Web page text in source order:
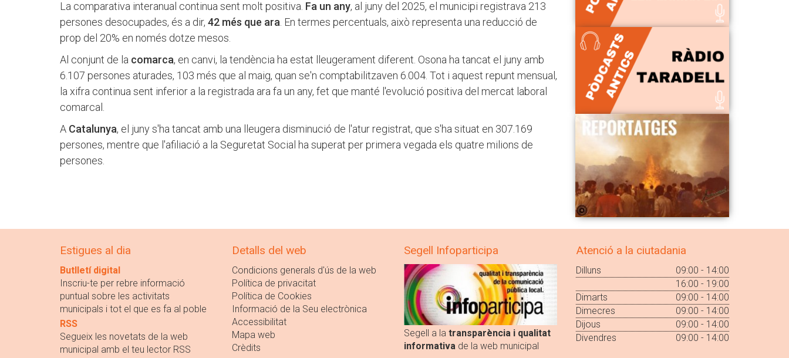
La comparativa interanual continua sent molt positiva. Fa un any, al juny del 2025, el municipi registrava 213
persones desocupades, és a dir, 42 més que ara . En termes percentuals, això representa una reducció de
prop del 20% en només dotze mesos.
Al conjunt de la comarca, en canvi, la tendència ha estat lleugerament diferent. Osona ha tancat el juny amb
6.107 persones aturades, 103 més que al maig, quan se'n comptabilitzaven 6.004. Tot i aquest repunt mensual,
la xifra continua sent inferior a la registrada ara fa un any, fet que manté l'evolució positiva del mercat laboral
comarcal.
A Catalunya, el juny s'ha tancat amb una lleugera disminució de l'atur registrat, que s'ha situat en 307.169
persones, mentre que l'afiliació a la Seguretat Social ha superat per primera vegada els quatre milions de
persones.
Estigues al dia
Butlletí digital
Inscriu-te per rebre informació
puntual sobre les activitats
municipals i tot el que es fa al poble
RSS
Segueix les novetats de la web
municipal amb el teu lector RSS
Detalls del web
Condicions generals d'ús de la web
Política de privacitat
Política de Cookies
Informació de la Seu electrònica
Accessibilitat
Mapa web
Crèdits
Segell Infoparticipa
Segell a la transparència i qualitat
informativa de la web municipal
Atenció a la ciutadania
Dilluns
09:00 - 14:00
16:00 - 19:00
Dimarts
09:00 - 14:00
Dimecres
09:00 - 14:00
Dijous
09:00 - 14:00
Divendres
09:00 - 14:00